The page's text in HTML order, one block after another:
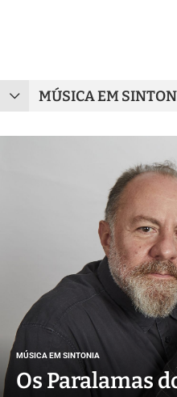
MÚSICA EM
MÚSICA EM SINTONIA
Os Paralamas